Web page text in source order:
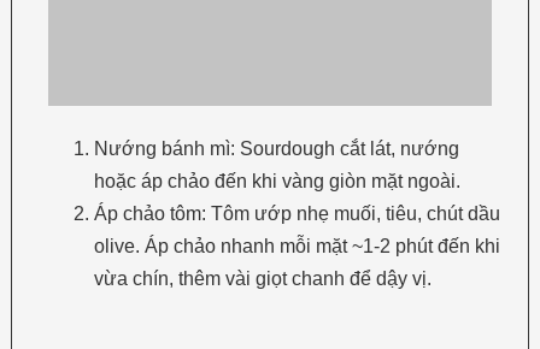
Nướng bánh mì: Sourdough cắt lát, nướng
hoặc áp chảo đến khi vàng giòn mặt ngoài.
Áp chảo tôm: Tôm ướp nhẹ muối, tiêu, chút dầu
olive. Áp chảo nhanh mỗi mặt ~1-2 phút đến khi
vừa chín, thêm vài giọt chanh để dậy vị.